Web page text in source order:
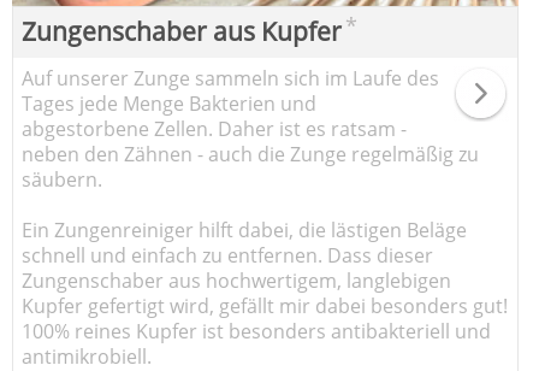
Zungenschaber aus Kupfer*
Auf unserer Zunge sammeln sich im Laufe des
Tages jede Menge Bakterien und
abgestorbene Zellen. Daher ist es ratsam -
neben den Zähnen - auch die Zunge regelmäßig zu
säubern.
Ein Zungenreiniger hilft dabei, die lästigen Beläge
schnell und einfach zu entfernen. Dass dieser
Zungenschaber aus hochwertigem, langlebigen
Kupfer gefertigt wird, gefällt mir dabei besonders gut!
100% reines Kupfer ist besonders antibakteriell und
antimikrobiell.